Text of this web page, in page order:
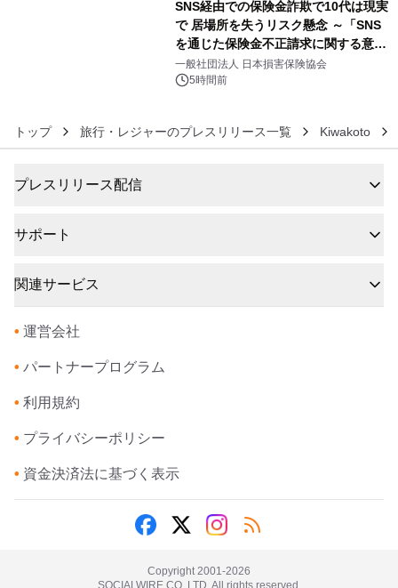
SNS経由での保険金詐欺で10代は現実
で 居場所を失うリスク懸念 ～「SNS
を通じた保険金不正請求に関する意識
調査」を実施、 認知度の低さも浮き彫
りに～
一般社団法人 日本損害保険協会
5時間前
トップ 旅行・レジャーのプレスリリース一覧 Kiwakoto
プレスリリース配信
サポート
関連サービス
• 運営会社
• パートナープログラム
• 利用規約
• プライバシーポリシー
• 資金決済法に基づく表示
Copyright 2001-2026
SOCIALWIRE CO.,LTD. All rights reserved.